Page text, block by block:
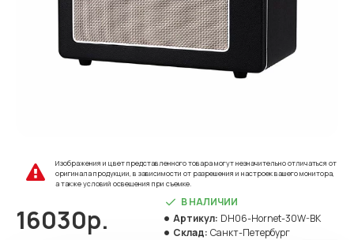
Изображения и цвет представленного товара могут незначительно отличаться от
оригинала продукции, в зависимости от разрешения и настроек вашего монитора,
а также условий освещения при съемке.
16030р.
В НАЛИЧИИ
Артикул: DH06-Hornet-30W-BK
Склад: Санкт-Петербург